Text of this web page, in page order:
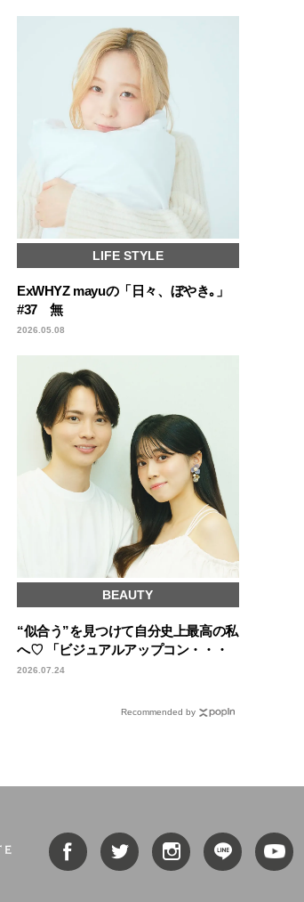
LIFE STYLE
ExWHYZ mayuの「日々、ぼやき｡」
#37 無
2026.05.08
BEAUTY
“似合う”を見つけて自分史上最高の私
へ♡ 「ビジュアルアップコン・・・
2026.07.24
Recommended by